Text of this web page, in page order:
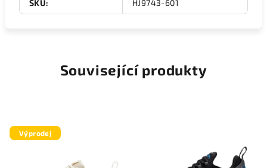
SKU: HJ9743-601
Související produkty
Výprodej